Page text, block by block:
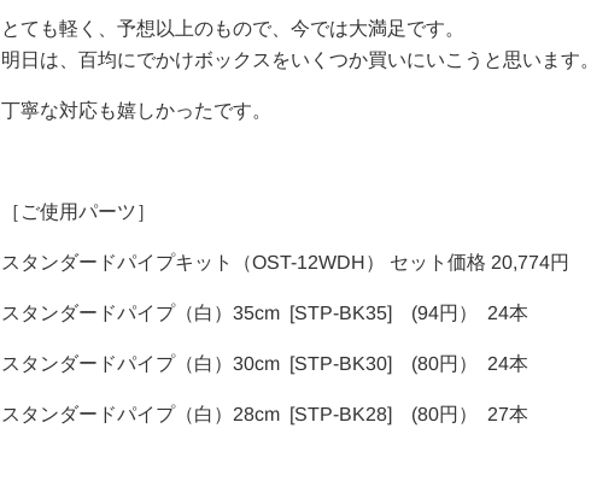
とても軽く、予想以上のもので、今では大満足です。
明日は、百均にでかけボックスをいくつか買いにいこうと思います。
丁寧な対応も嬉しかったです。
［ご使用パーツ］
スタンダードパイプキット（OST-12WDH） セット価格 20,774円
スタンダードパイプ（白）35cm [STP-BK35] (94円） 24本
スタンダードパイプ（白）30cm [STP-BK30] (80円） 24本
スタンダードパイプ（白）28cm [STP-BK28] (80円） 27本